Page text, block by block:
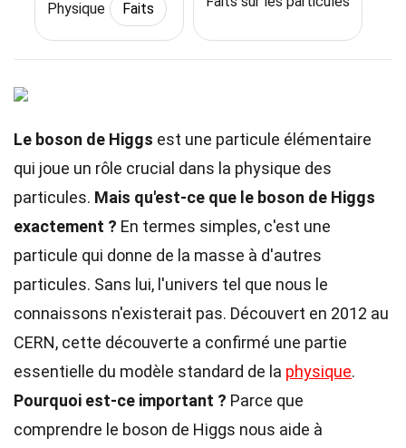
Physique Faits
Le boson de Higgs est une particule élémentaire
qui joue un rôle crucial dans la physique des
particules. Mais qu'est-ce que le boson de Higgs
exactement ? En termes simples, c'est une
particule qui donne de la masse à d'autres
particules. Sans lui, l'univers tel que nous le
connaissons n'existerait pas. Découvert en 2012 au
CERN, cette découverte a confirmé une partie
essentielle du modèle standard de la physique.
Pourquoi est-ce important ? Parce que
comprendre le boson de Higgs nous aide à